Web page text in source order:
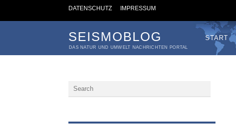
DATENSCHUTZ IMPRESSUM
SEISMOBLOG
DAS NATUR UND UMWELT NACHRICHTEN PORTAL
START